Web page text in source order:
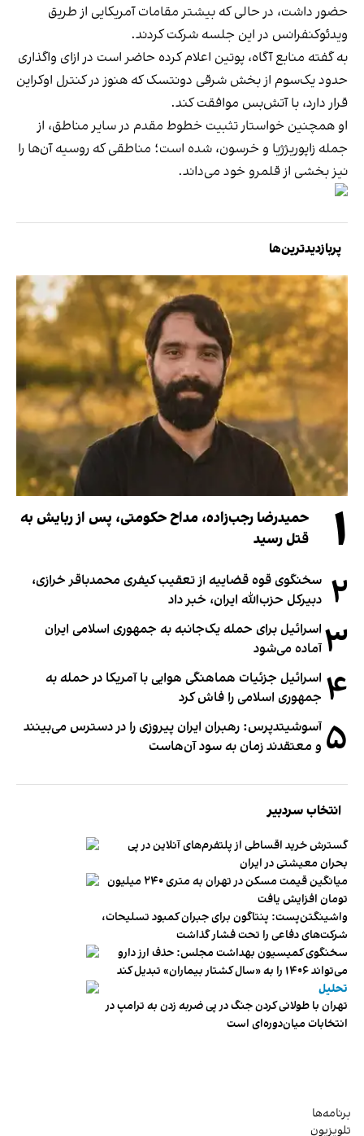
حضور داشت، در حالی که بیشتر مقامات آمریکایی از طریق
ویدئوکنفرانس در این جلسه شرکت کردند.
به گفته منابع آگاه، پوتین اعلام کرده حاضر است در ازای واگذاری
حدود یک‌سوم از بخش شرقی دونتسک که هنوز در کنترل اوکراین
قرار دارد، با آتش‌بس موافقت کند.
او همچنین خواستار تثبیت خطوط مقدم در سایر مناطق، از
جمله زاپوریژژیا و خرسون، شده است؛ مناطقی که روسیه آن‌ها را
نیز بخشی از قلمرو خود می‌داند.
پربازدیدترین‌ها
۱
حمیدرضا رجب‌زاده، مداح حکومتی، پس از ربایش به
قتل رسید
۲ سخنگوی قوه قضاییه از تعقیب کیفری محمدباقر خرازی،
دبیر‌کل حزب‌الله ایران، خبر داد
۳ اسرائیل برای حمله یک‌جانبه به جمهوری اسلامی ایران
آماده می‌شود
۴ اسرائیل جزئیات هماهنگی هوایی با آمریکا در حمله به
جمهوری اسلامی را فاش کرد
۵ آسوشیتدپرس: رهبران ایران پیروزی را در دسترس می‌بینند
و معتقدند زمان به سود آن‌هاست
انتخاب سردبیر
گسترش خرید اقساطی از پلتفرم‌های آنلاین در پی
بحران معیشتی در ایران
میانگین قیمت مسکن در تهران به متری ۲۴۰ میلیون
تومان افزایش یافت
واشینگتن‌پست: پنتاگون برای جبران کمبود تسلیحات،
شرکت‌های دفاعی را تحت فشار گذاشت
سخنگوی کمیسیون بهداشت مجلس: حذف ارز دارو
می‌تواند ۱۴۰۶ را به «سال کشتار بیماران» تبدیل کند
تحلیل
تهران با طولانی کردن جنگ در پی ضربه زدن به ترامپ در
انتخابات میان‌دوره‌ای است
برنامه‌ها
تلویزیون